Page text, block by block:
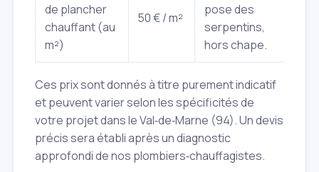
de plancher
chauffant (au
m²)
50 € / m²
pose des
serpentins,
hors chape.
Ces prix sont donnés à titre purement indicatif
et peuvent varier selon les spécificités de
votre projet dans le Val‑de‑Marne (94). Un devis
précis sera établi après un diagnostic
approfondi de nos plombiers‑chauffagistes.